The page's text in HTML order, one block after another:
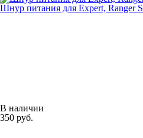
Шнур питания для Expert, Ranger S
В наличии
350 руб.